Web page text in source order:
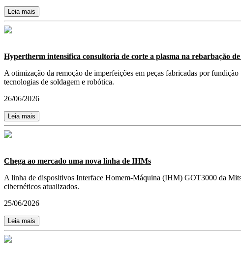
Leia mais
Hypertherm intensifica consultoria de corte a plasma na rebarbação
A otimização da remoção de imperfeições em peças fabricadas por
tecnologias de soldagem e robótica.
26/06/2026
Leia mais
Chega ao mercado uma nova linha de IHMs
A linha de dispositivos Interface Homem-Máquina (IHM) GOT3000 da
cibernéticos atualizados.
25/06/2026
Leia mais